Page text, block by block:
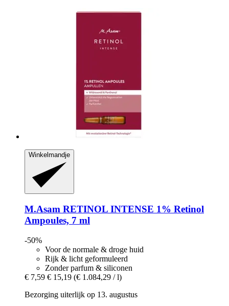
Winkelmandje
M.Asam RETINOL INTENSE 1% Retinol
Ampoules, 7 ml
-50%
Voor de normale & droge huid
Rijk & licht geformuleerd
Zonder parfum & siliconen
€ 7,59 € 15,19 (€ 1.084,29 / l)
Bezorging uiterlijk op 13. augustus